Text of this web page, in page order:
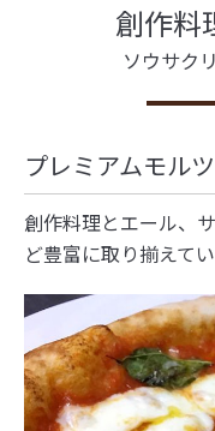
創作料
ソウサク
プレミアムモル
創作料理とエール、
ど豊富に取り揃えてい